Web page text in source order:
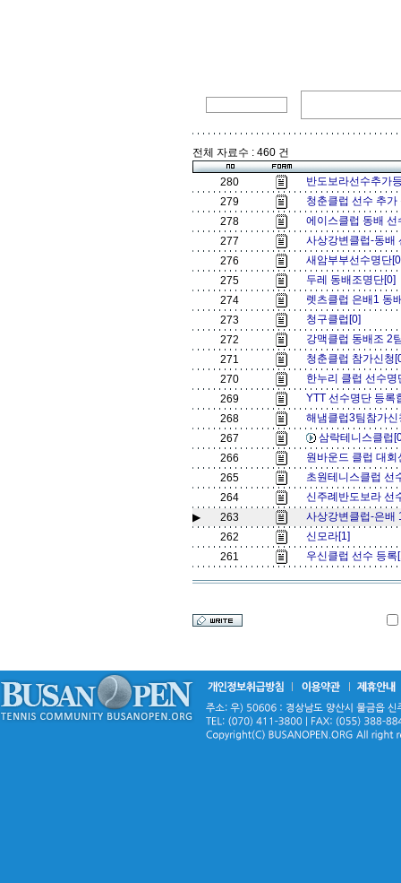
전체 자료수 : 460 건
280
반도보라선수추가
279
청춘클럽 선수 추
278
에이스클럽 동배
277
사상강변클럽-동
276
새암부부선수명단
275
두레 동배조명단[0]
274
렛츠클럽 은배1 동
273
청구클럽[0]
272
강맥클럽 동배조 2
271
청춘클럽 참가신
270
한누리 클럽 선수
269
YTT 선수명단 등
268
해냄클럽3팀참가
267
삼락테니스클럽
266
원바운드 클럽 대
265
초원테니스클럽
264
신주례반도보라 선
▶
263
사상강변클럽-은배
262
신모라[1]
261
우신클럽 선수 등